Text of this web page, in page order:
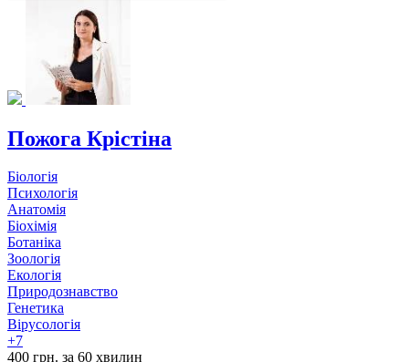
Пожога Крістіна
Біологія
Психологія
Анатомія
Біохімія
Ботаніка
Зоологія
Екологія
Природознавство
Генетика
Вірусологія
+7
400 грн. за 60 хвилин